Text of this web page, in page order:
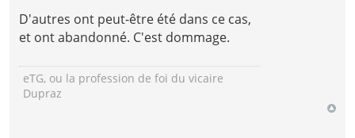
D'autres ont peut-être été dans ce cas,
et ont abandonné. C'est dommage.
eTG, ou la profession de foi du vicaire
Dupraz